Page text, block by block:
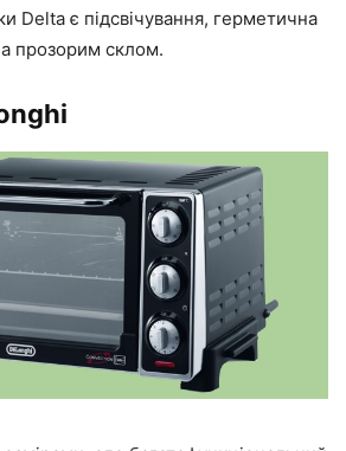
Delta є підсвічування, герметична
прозорим склом.